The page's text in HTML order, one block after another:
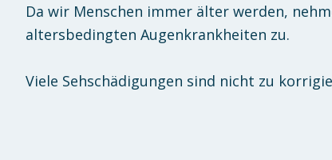
Da wir Menschen immer älter werden,
altersbedingten Augenkrankheiten zu.
Viele Sehschädigungen sind nicht zu